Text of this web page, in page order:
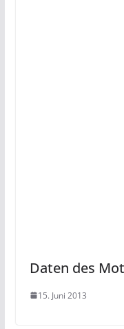
Daten des
15. Juni 2013